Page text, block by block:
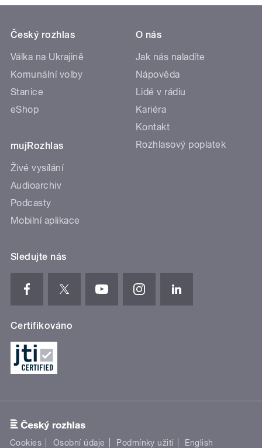
Český rozhlas
Válka na Ukrajině
Komunální volby
Stanice
eShop
mujRozhlas
Živé vysílání
Audioarchiv
Podcasty
Mobilní aplikace
O nás
Jak nás naladíte
Nápověda
Lidé v rádiu
Kariéra
Kontakt
Rozhlasový poplatek
Sledujte nás
Certifikováno
Cookies Osobní údaje Podmínky užití English